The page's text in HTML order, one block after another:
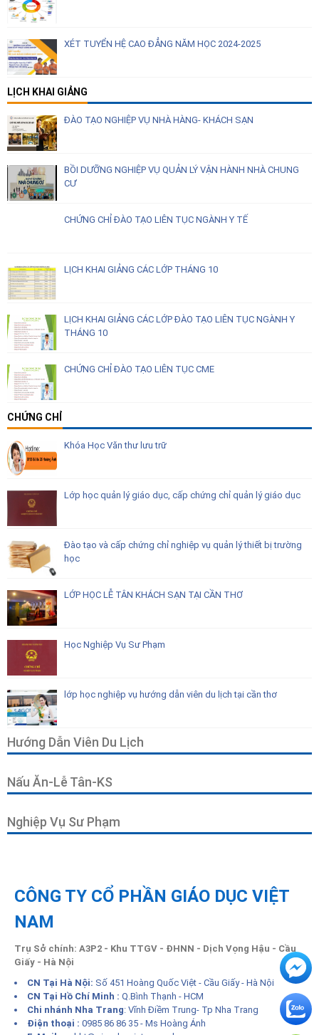
XÉT TUYỂN HỆ CAO ĐẲNG NĂM HỌC 2024-2025
LỊCH KHAI GIẢNG
ĐÀO TẠO NGHIỆP VỤ NHÀ HÀNG- KHÁCH SẠN
BỒI DƯỠNG NGHIỆP VỤ QUẢN LÝ VẬN HÀNH NHÀ CHUNG
CƯ
CHỨNG CHỈ ĐÀO TẠO LIÊN TỤC NGÀNH Y TẾ
LỊCH KHAI GIẢNG CÁC LỚP THÁNG 10
LỊCH KHAI GIẢNG CÁC LỚP ĐÀO TẠO LIÊN TỤC NGÀNH Y
THÁNG 10
CHỨNG CHỈ ĐÀO TẠO LIÊN TỤC CME
CHỨNG CHỈ
Khóa Học Văn thư lưu trữ
Lớp học quản lý giáo dục, cấp chứng chỉ quản lý giáo dục
Đào tạo và cấp chứng chỉ nghiệp vụ quản lý thiết bị trường
học
LỚP HỌC LỄ TÂN KHÁCH SẠN TẠI CẦN THƠ
Học Nghiệp Vụ Sư Phạm
lớp học nghiệp vụ hướng dẫn viên du lịch tại cần thơ
Hướng Dẫn Viên Du Lịch
Nấu Ăn-Lễ Tân-KS
Nghiệp Vụ Sư Phạm
CÔNG TY CỔ PHẦN GIÁO DỤC VIỆT
NAM
Trụ Sở chính: A3P2 - Khu TTGV - ĐHNN - Dịch Vọng Hậu - Cầu
Giấy - Hà Nội
CN Tại Hà Nội: Số 451 Hoàng Quốc Việt - Cầu Giấy - Hà Nội
CN Tại Hồ Chí Minh : Q.Bình Thạnh - HCM
Chi nhánh Nha Trang: Vĩnh Điềm Trung- Tp Nha Trang
Điện thoại : 0985 86 86 35 - Ms Hoàng Ánh